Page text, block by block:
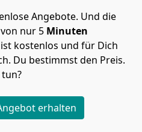
Angebote. Und die
nur 5 Minuten
kostenlos und für Dich
Du bestimmst den Preis.
erhalten